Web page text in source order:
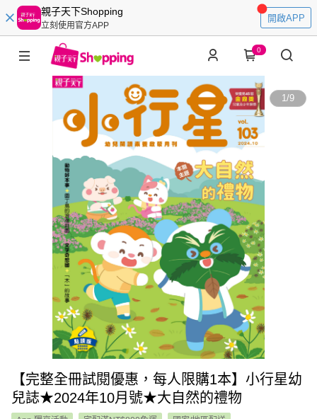
親子天下Shopping
立刻使用官方APP
開啟APP
0
1/9
【完整全冊試閱優惠，每人限購1本】小行星幼
兒誌★2024年10月號★大自然的禮物